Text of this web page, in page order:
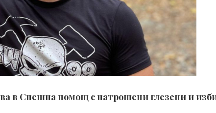
в Спешна помощ с натрошени глезени и